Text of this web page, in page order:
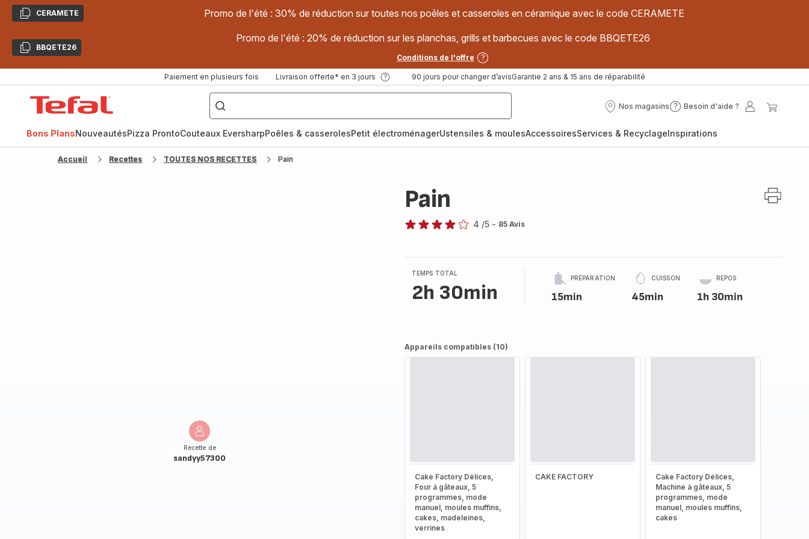
CopierCERAMETE Promo de l'été : 30% de réduction sur toutes nos poêles et casseroles en céramique avec le code CERAMETE
CopierBBQETE26
Promo de l'été : 20% de réduction sur les planchas, grills et barbecues avec le code BBQETE26
Conditions de l'offre
Paiement en plusieurs fois Livraison offerte* en 3 jours 90 jours pour changer d’avisGarantie 2 ans & 15 ans de réparabilité
["Poêles
inox,
Cake
Factory,
Nos magasins
Nos
Besoin d'aide ?
Besoin
?
Mon
Bons PlansNouveautésPizza ProntoCouteaux EversharpPoêles & casserolesPetit électroménagerUstensiles & moulesAccessoiresServices & RecyclageInspirations
Accueil Recettes TOUTES NOS RECETTES Pain
Recette de
sandyy57300
Pain
étoiles
(moyenne)
4 /5 - 85 Avis
TEMPS TOTAL
2h 30min
PRÉPARATION
15min
CUISSON
45min
REPOS
1h 30min
Appareils compatibles (10)
Cake Factory Délices,
Four à gâteaux, 5
programmes, mode
manuel, moules muffins,
cakes, madeleines,
verrines
CAKE FACTORY
Cake Factory Délices,
Machine à gâteaux, 5
programmes, mode
manuel, moules muffins,
cakes